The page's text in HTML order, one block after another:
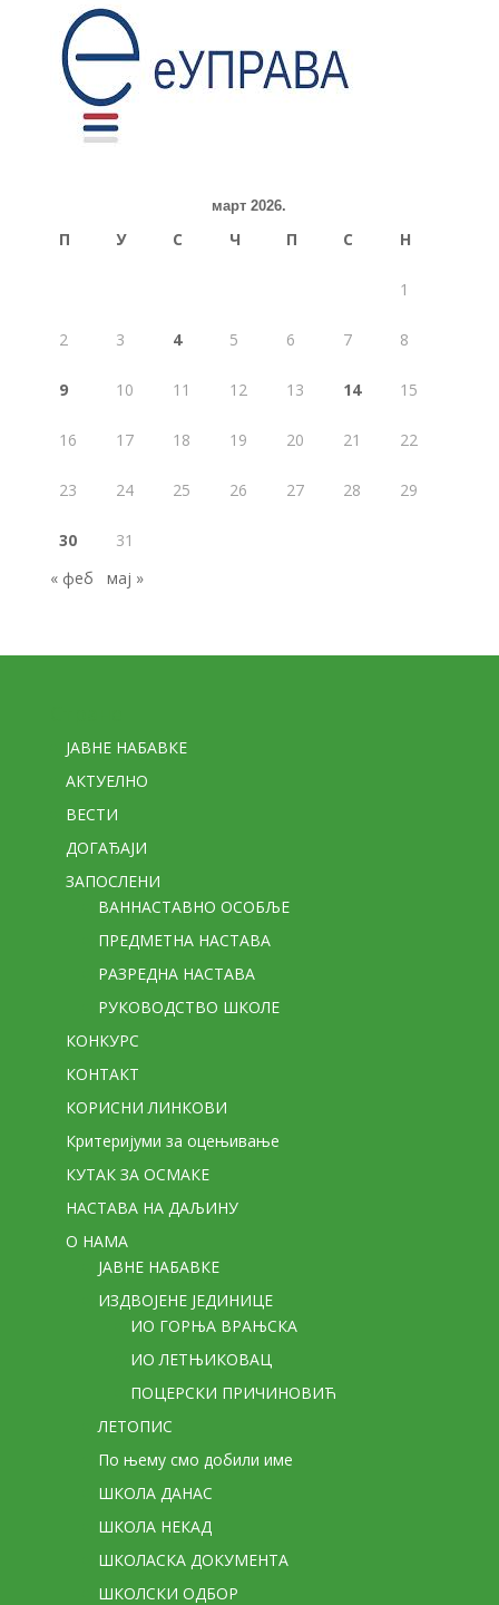
март 2026.
П У С Ч П С Н
1
2 3 4 5 6 7 8
9 10 11 12 13 14 15
16 17 18 19 20 21 22
23 24 25 26 27 28 29
30
31
« феб
мај »
ЈАВНЕ НАБАВКЕ
АКТУЕЛНО
ВЕСТИ
ДОГАЂАЈИ
ЗАПОСЛЕНИ
ВАННАСТАВНО ОСОБЉЕ
ПРЕДМЕТНА НАСТАВА
РАЗРЕДНА НАСТАВА
РУКОВОДСТВО ШКОЛЕ
КОНКУРС
КОНТАКТ
КОРИСНИ ЛИНКОВИ
Критеријуми за оцењивање
КУТАК ЗА ОСМАКЕ
НАСТАВА НА ДАЉИНУ
О НАМА
ЈАВНЕ НАБАВКЕ
ИЗДВОЈЕНЕ ЈЕДИНИЦЕ
ИО ГОРЊА ВРАЊСКА
ИО ЛЕТЊИКОВАЦ
ПОЦЕРСКИ ПРИЧИНОВИЋ
ЛЕТОПИС
По њему смо добили име
ШКОЛА ДАНАС
ШКОЛА НЕКАД
ШКОЛАСКА ДОКУМЕНТА
ШКОЛСКИ ОДБОР